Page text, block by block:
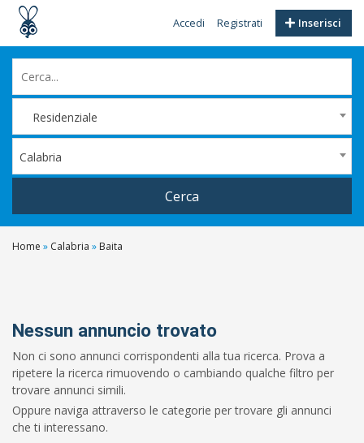
Inserisci
Accedi Registrati
Residenziale
Calabria
Cerca
€
A
Home » Calabria » Baita
Nessun annuncio trovato
Non ci sono annunci corrispondenti alla tua ricerca. Prova a
ripetere la ricerca rimuovendo o cambiando qualche filtro per
trovare annunci simili.
Oppure naviga attraverso le categorie per trovare gli annunci
che ti interessano.